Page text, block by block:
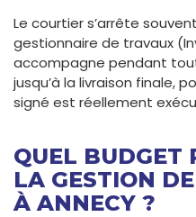
Le courtier s’arrête
gestionnaire de travaux
accompagne pendant
jusqu’à la livraison finale,
signé est réellement
QUEL BUDGET
LA GESTION
À ANNECY ?